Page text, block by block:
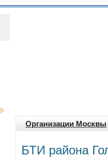
Организации Москвы
БТИ района